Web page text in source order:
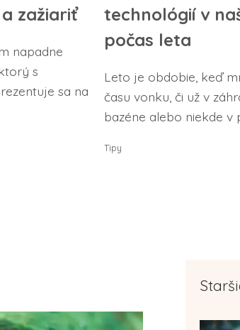
zažiariť
napadne
s
sa na
technológií v
počas leta
Leto je obdobie, keď
času vonku, či už v
bazéne alebo niekde v
Tipy